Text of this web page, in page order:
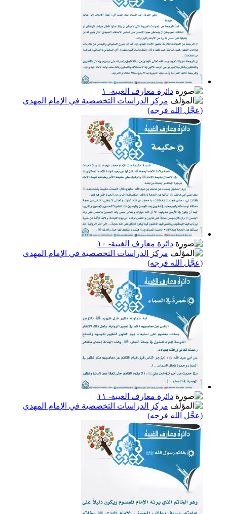
دائرة معارف الغيبة- ١
مركز الدراسات التخصصية في الإمام المهدي
(عجَّل الله فرجه)
دائرة معارف الغيبة- ١٠
مركز الدراسات التخصصية في الإمام المهدي
(عجَّل الله فرجه)
دائرة معارف الغيبة- ١١
مركز الدراسات التخصصية في الإمام المهدي
(عجَّل الله فرجه)